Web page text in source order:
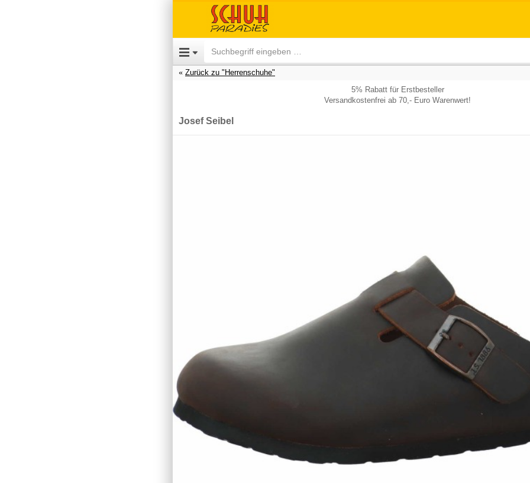
Zurück zu "Herrenschuhe"
5% Rabatt für Erstbesteller
Versandkostenfrei ab 70,- Euro Warenwert!
Josef Seibel